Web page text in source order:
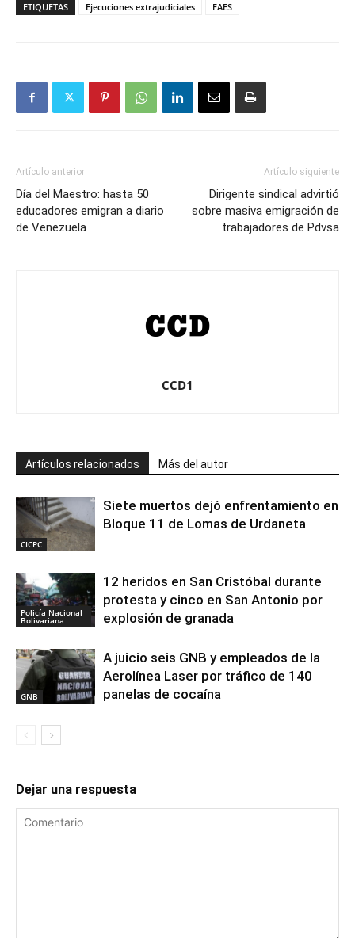
ETIQUETAS Ejecuciones extrajudiciales FAES
Artículo anterior
Día del Maestro: hasta 50
educadores emigran a diario
de Venezuela
Artículo siguiente
Dirigente sindical advirtió
sobre masiva emigración de
trabajadores de Pdvsa
CCD1
Artículos relacionados Más del autor
CICPC
Siete muertos dejó enfrentamiento en
Bloque 11 de Lomas de Urdaneta
Policía Nacional
Bolivariana
12 heridos en San Cristóbal durante
protesta y cinco en San Antonio por
explosión de granada
GNB
A juicio seis GNB y empleados de la
Aerolínea Laser por tráfico de 140
panelas de cocaína
Dejar una respuesta